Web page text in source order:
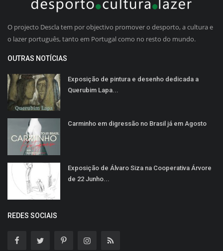
O projecto Descla tem por objectivo promover o desporto, a cultura e
o lazer português, tanto em Portugal como no resto do mundo.
OUTRAS NOTÍCIAS
Exposição de pintura e desenho dedicada a
Querubim Lapa...
Carminho em digressão no Brasil já em Agosto
Exposição de Álvaro Siza na Cooperativa Árvore
de 22 Junho...
REDES SOCIAIS